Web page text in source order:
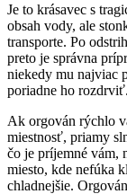
Je to krásavec s
obsah vody, ale
transporte. Po
preto je správna
niekedy mu najviac
poriadne ho rozdrviť.
Ak orgován rýchlo
miestnosť, priamy
čo je príjemné vám,
miesto, kde nefúka
chladnejšie.